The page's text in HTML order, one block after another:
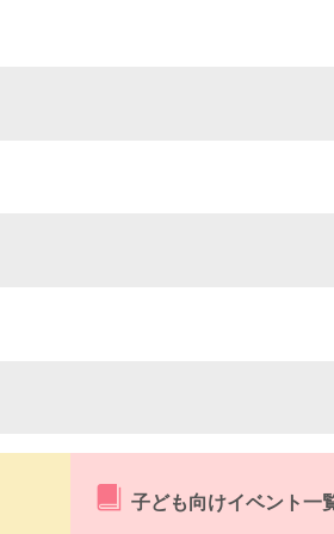
子ども向けイベント一